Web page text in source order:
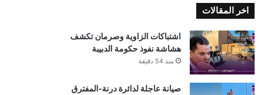
اخر المقالات
اشتباكات الزاوية وصرمان تكشف
هشاشة نفوذ حكومة الدبيبة
منذ 54 دقيقة
صيانة عاجلة لدائرة درنة-المفترق